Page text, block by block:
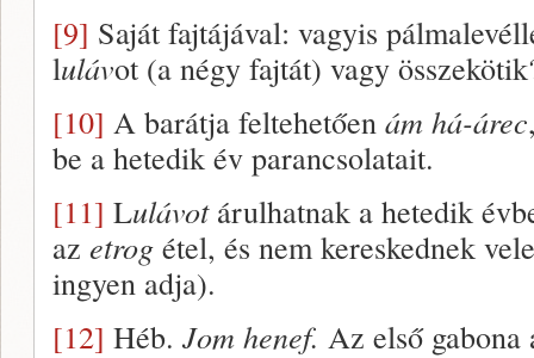
[9] Saját fajtájával: vagyis
lulávot (a négy fajtát) vagy
[10] A barátja feltehetően ám há-árec
be a hetedik év parancsolatait.
[11] Lulávotárulhatnak a hetedik
az etrog étel, és nem kereskednek
ingyen adja).
[12] Héb. Jom henef. Az első gabona